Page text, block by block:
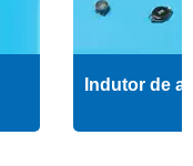
Indutor de